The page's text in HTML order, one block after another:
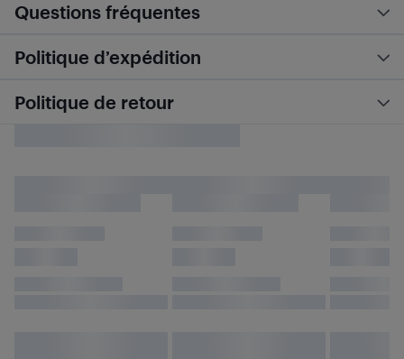
Questions fréquentes
Politique d’expédition
Politique de retour